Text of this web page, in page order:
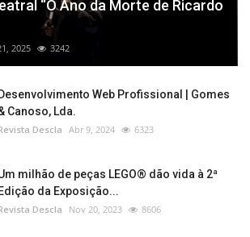
“O Ano da Morte de Ricardo
2025 3242
Desenvolvimento Web Profissional | Gomes
Canoso, Lda.
Descla Abr 9, 2024 6323
milhão de peças LEGO® dão vida à 2ª
Edição da Exposição...
Descla Nov 20, 2023 8606